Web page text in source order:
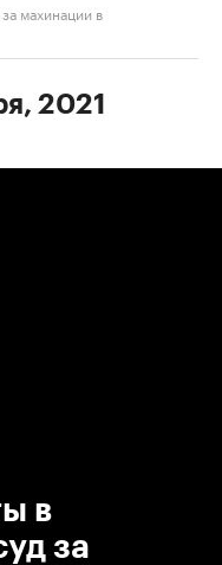
махинации в
2021
в
за